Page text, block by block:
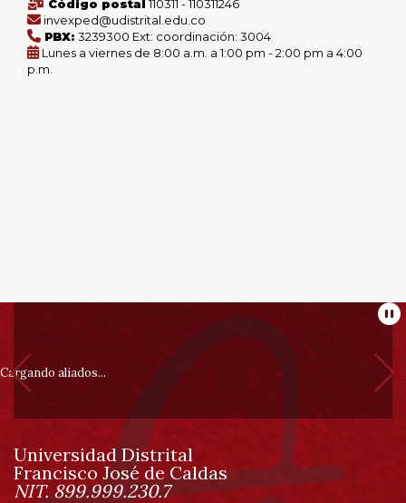
Código postal110311 - 110311246
invexped@udistrital.edu.co
PBX: 3239300 Ext: coordinación: 3004
Lunes a viernes de 8:00 a.m. a 1:00 pm - 2:00 pm a 4:00
p.m.
Información
pie
de
página
Cargando aliados...
Información
Universidad Distrital
Francisco José de Caldas
NIT. 899.999.230.7